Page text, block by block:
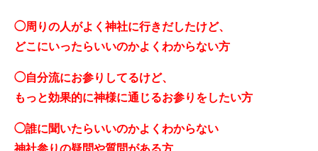
◯周りの人がよく神社に行きだしたけど、
どこにいったらいいのかよくわからない方
◯自分流にお参りしてるけど、
もっと効果的に神様に通じるお参りをしたい方
◯誰に聞いたらいいのかよくわからない
神社参りの疑問や質問がある方